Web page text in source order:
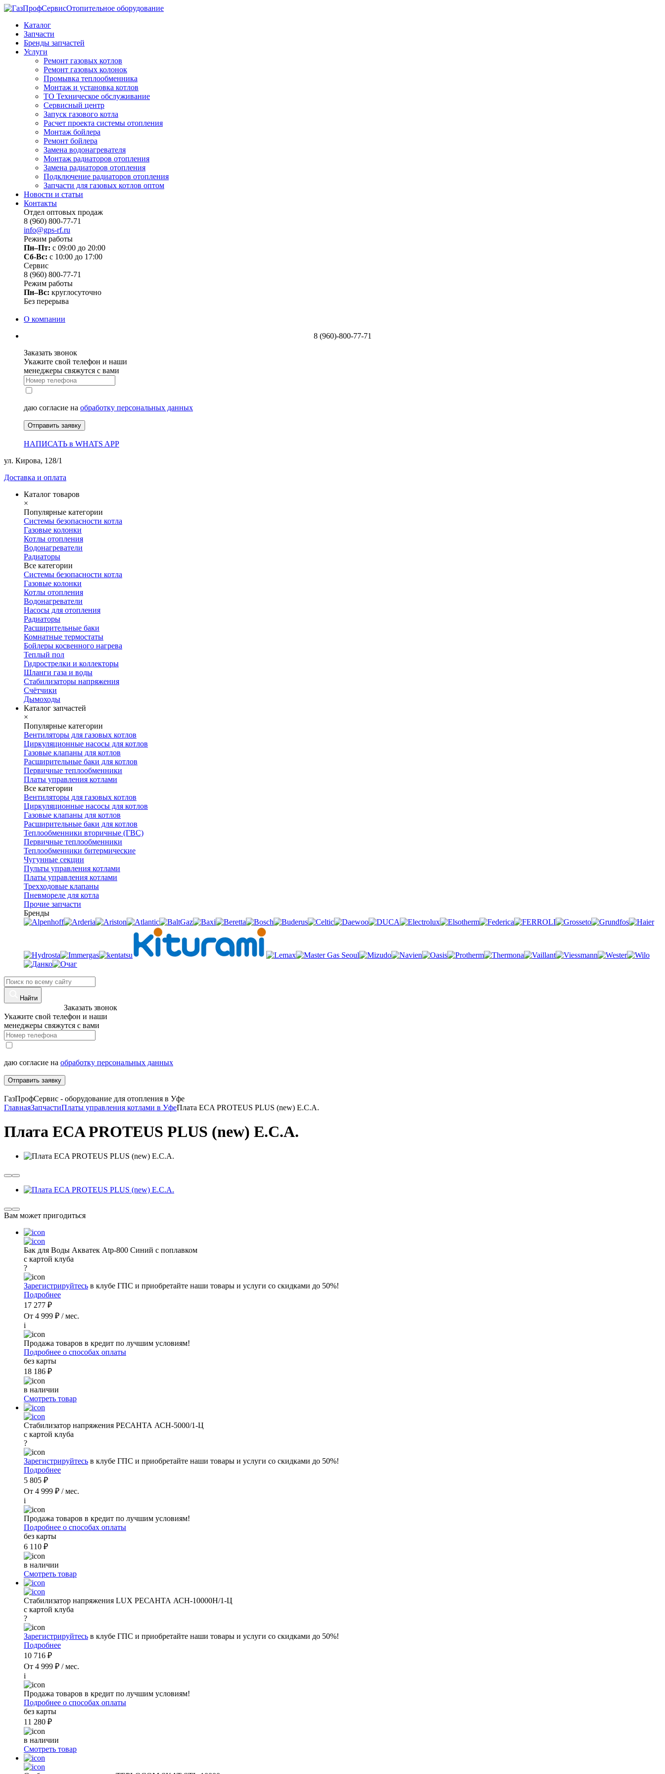
Отопительное оборудование
Каталог
Запчасти
Бренды запчастей
Услуги
Ремонт газовых котлов
Ремонт газовых колонок
Промывка теплообменника
Монтаж и установка котлов
ТО Техническое обслуживание
Сервисный центр
Запуск газового котла
Расчет проекта системы отопления
Монтаж бойлера
Ремонт бойлера
Замена водонагревателя
Монтаж радиаторов отопления
Замена радиаторов отопления
Подключение радиаторов отопления
Запчасти для газовых котлов оптом
Новости и статьи
Контакты
Отдел оптовых продаж
8 (960) 800-77-71
info@gps-rf.ru
Режим работы
Пн–Пт: с 09:00 до 20:00
Сб-Вс: c 10:00 до 17:00
Сервис
8 (960) 800-77-71
Режим работы
Пн–Вс: круглосуточно
Без перерыва
О компании
8 (960)-800-77-71
Заказать звонок
Укажите свой телефон и наши
менеджеры свяжутся с вами
даю согласие на обработку персональных данных
Отправить заявку
НАПИСАТЬ в WHATS APP
ул. Кирова, 128/1
Доставка и оплата
Каталог товаров
×
Популярные категории
Системы безопасности котла
Газовые колонки
Котлы отопления
Водонагреватели
Радиаторы
Все категории
Системы безопасности котла
Газовые колонки
Котлы отопления
Водонагреватели
Насосы для отопления
Радиаторы
Расширительные баки
Комнатные термостаты
Бойлеры косвенного нагрева
Теплый пол
Гидрострелки и коллекторы
Шланги газа и воды
Стабилизаторы напряжения
Счётчики
Дымоходы
Каталог запчастей
×
Популярные категории
Вентиляторы для газовых котлов
Циркуляционные насосы для котлов
Газовые клапаны для котлов
Расширительные баки для котлов
Первичные теплообменники
Платы управления котлами
Все категории
Вентиляторы для газовых котлов
Циркуляционные насосы для котлов
Газовые клапаны для котлов
Расширительные баки для котлов
Теплообменники вторичные (ГВС)
Первичные теплообменники
Теплообменники битермические
Чугунные секции
Пульты управления котлами
Платы управления котлами
Трехходовые клапаны
Пневмореле для котла
Прочие запчасти
Бренды
Найти
Заказать звонок
Укажите свой телефон и наши
менеджеры свяжутся с вами
даю согласие на обработку персональных данных
Отправить заявку
ГазПрофСервис - оборудование для отопления в Уфе
ГлавнаяЗапчастиПлаты управления котлами в УфеПлата ECA PROTEUS PLUS (new) E.C.A.
Плата ECA PROTEUS PLUS (new) E.C.A.
Вам может пригодиться
Бак для Воды Акватек Atp-800 Синий с поплавком
с картой клуба
?
Зарегистрируйтесь в клубе ГПС и приобретайте наши товары и услуги со скидками до 50%!
Подробнее
17 277 ₽
От 4 999 ₽ / мес.
i
Продажа товаров в кредит по лучшим условиям!
Подробнее о способах оплаты
без карты
18 186 ₽
в наличии
Смотреть товар
Стабилизатор напряжения РЕСАНТА АСН-5000/1-Ц
с картой клуба
?
Зарегистрируйтесь в клубе ГПС и приобретайте наши товары и услуги со скидками до 50%!
Подробнее
5 805 ₽
От 4 999 ₽ / мес.
i
Продажа товаров в кредит по лучшим условиям!
Подробнее о способах оплаты
без карты
6 110 ₽
в наличии
Смотреть товар
Стабилизатор напряжения LUX РЕСАНТА АСН-10000Н/1-Ц
с картой клуба
?
Зарегистрируйтесь в клубе ГПС и приобретайте наши товары и услуги со скидками до 50%!
Подробнее
10 716 ₽
От 4 999 ₽ / мес.
i
Продажа товаров в кредит по лучшим условиям!
Подробнее о способах оплаты
без карты
11 280 ₽
в наличии
Смотреть товар